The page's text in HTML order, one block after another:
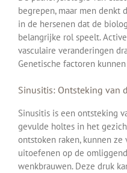
begrepen, maar men denkt
in de hersenen dat de
belangrijke rol speelt.
vasculaire veranderingen
Genetische factoren
Sinusitis: Ontsteking van
Sinusitis is een ontsteking
gevulde holtes in het
ontstoken raken, kunnen
uitoefenen op de
wenkbrauwen. Deze druk